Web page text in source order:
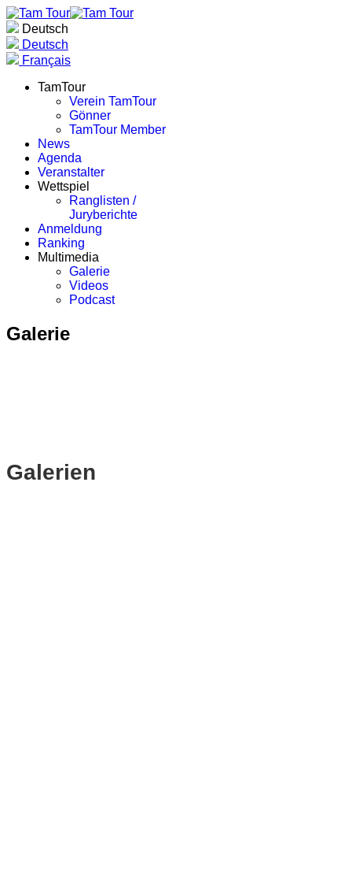
Deutsch
Deutsch
Français
TamTour
Verein TamTour
Gönner
TamTour Member
News
Agenda
Veranstalter
Wettspiel
Ranglisten /
Juryberichte
Anmeldung
Ranking
Multimedia
Galerie
Videos
Podcast
Galerie
Galerien